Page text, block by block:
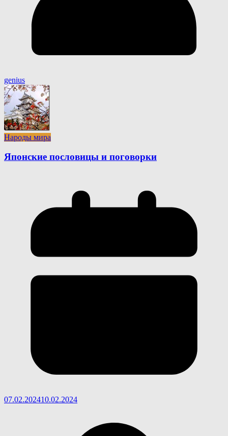
genius
Народы мира
Японские пословицы и поговорки
07.02.202410.02.2024